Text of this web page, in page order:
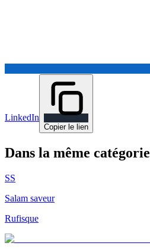
LinkedIn
Copier le lien
Dans la même catégorie
SS
Salam saveur
Rufisque